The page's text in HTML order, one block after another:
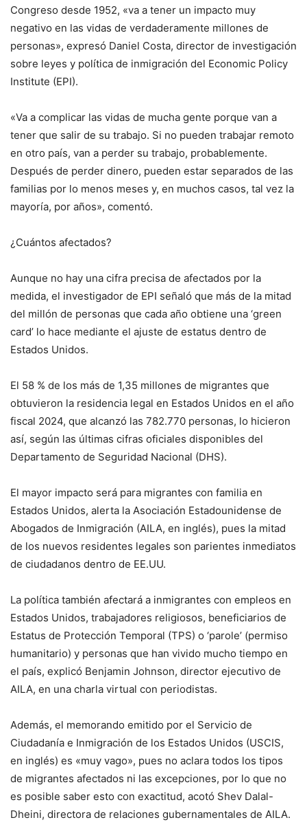
Congreso desde 1952, «va a tener un impacto muy
negativo en las vidas de verdaderamente millones de
personas», expresó Daniel Costa, director de investigación
sobre leyes y política de inmigración del Economic Policy
Institute (EPI).
«Va a complicar las vidas de mucha gente porque van a
tener que salir de su trabajo. Si no pueden trabajar remoto
en otro país, van a perder su trabajo, probablemente.
Después de perder dinero, pueden estar separados de las
familias por lo menos meses y, en muchos casos, tal vez la
mayoría, por años», comentó.
¿Cuántos afectados?
Aunque no hay una cifra precisa de afectados por la
medida, el investigador de EPI señaló que más de la mitad
del millón de personas que cada año obtiene una ‘green
card’ lo hace mediante el ajuste de estatus dentro de
Estados Unidos.
El 58 % de los más de 1,35 millones de migrantes que
obtuvieron la residencia legal en Estados Unidos en el año
fiscal 2024, que alcanzó las 782.770 personas, lo hicieron
así, según las últimas cifras oficiales disponibles del
Departamento de Seguridad Nacional (DHS).
El mayor impacto será para migrantes con familia en
Estados Unidos, alerta la Asociación Estadounidense de
Abogados de Inmigración (AILA, en inglés), pues la mitad
de los nuevos residentes legales son parientes inmediatos
de ciudadanos dentro de EE.UU.
La política también afectará a inmigrantes con empleos en
Estados Unidos, trabajadores religiosos, beneficiarios de
Estatus de Protección Temporal (TPS) o ‘parole’ (permiso
humanitario) y personas que han vivido mucho tiempo en
el país, explicó Benjamin Johnson, director ejecutivo de
AILA, en una charla virtual con periodistas.
Además, el memorando emitido por el Servicio de
Ciudadanía e Inmigración de los Estados Unidos (USCIS,
en inglés) es «muy vago», pues no aclara todos los tipos
de migrantes afectados ni las excepciones, por lo que no
es posible saber esto con exactitud, acotó Shev Dalal-
Dheini, directora de relaciones gubernamentales de AILA.